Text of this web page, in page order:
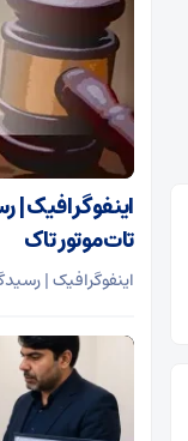
اینفوگرافیک |
تات‌موتور تاک
اینفوگرافیک |